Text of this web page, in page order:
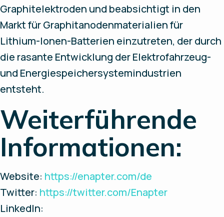
Graphitelektroden und beabsichtigt in den
Markt für Graphitanodenmaterialien für
Lithium-Ionen-Batterien einzutreten, der durch
die rasante Entwicklung der Elektrofahrzeug-
und Energiespeichersystemindustrien
entsteht.
Weiterführende
Informationen:
Website: https://enapter.com/de
Twitter: https://twitter.com/Enapter
LinkedIn: